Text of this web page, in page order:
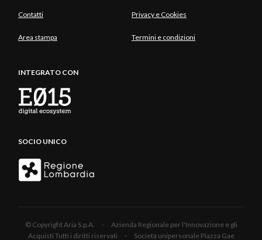
Contatti Privacy e Cookies
Area stampa Termini e condizioni
INTEGRATO CON
SOCIO UNICO
© Copyright Aria S.p.A. - Azienda Regionale per l'Innovazione e gli
Acquisti Tutti i diritti riservati - Società unipersonale Piazza Gae